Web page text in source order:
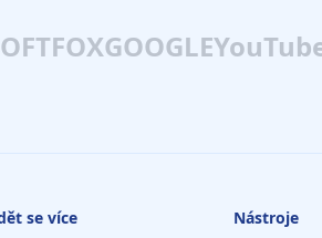
FOXGOOGLE
se více Nástroje